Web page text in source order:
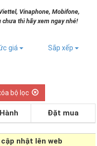
Vinaphone, Mobifone,
thì hãy xem ngay nhé!
giá Sắp xếp
bộ lọc
Hành Đặt mua
nhật lên web